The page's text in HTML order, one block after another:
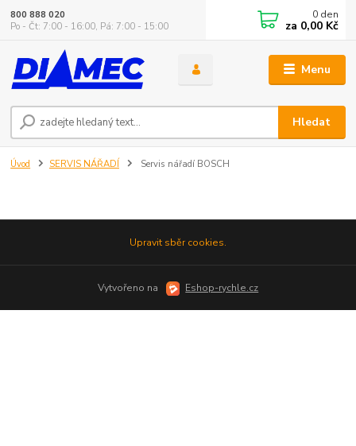
Menu
Hledat
800 888 020
Po - Čt: 7:00 - 16:00, Pá: 7:00 - 15:00
0 den
za 0,00 Kč
Úvod SERVIS NÁŘADÍ Servis nářadí BOSCH
Upravit sběr cookies.
Vytvořeno na Eshop-rychle.cz